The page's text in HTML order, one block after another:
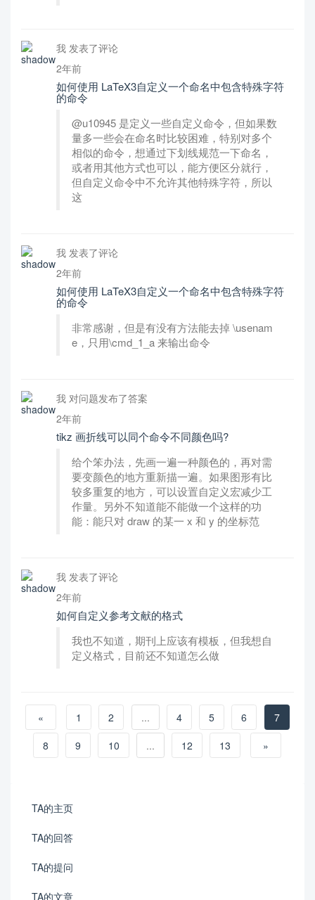
我 发表了评论
2年前
如何使用 LaTeX3自定义一个命名中包含特殊字符
的命令
@u10945 是定义一些自定义命令，但如果数
量多一些会在命名时比较困难，特别对多个
相似的命令，想通过下划线规范一下命名，
或者用其他方式也可以，能方便区分就行，
但自定义命令中不允许其他特殊字符，所以
这
我 发表了评论
2年前
如何使用 LaTeX3自定义一个命名中包含特殊字符
的命令
非常感谢，但是有没有方法能去掉 \usenam
e，只用\cmd_1_a 来输出命令
我 对问题发布了答案
2年前
tikz 画折线可以同个命令不同颜色吗?
给个笨办法，先画一遍一种颜色的，再对需
要变颜色的地方重新描一遍。如果图形有比
较多重复的地方，可以设置自定义宏减少工
作量。另外不知道能不能做一个这样的功
能：能只对 draw 的某一 x 和 y 的坐标范
我 发表了评论
2年前
如何自定义参考文献的格式
我也不知道，期刊上应该有模板，但我想自
定义格式，目前还不知道怎么做
« 1 2 ... 4 5 6
7
8
9 10 ... 12 13 »
TA的主页
TA的回答
TA的提问
TA的文章